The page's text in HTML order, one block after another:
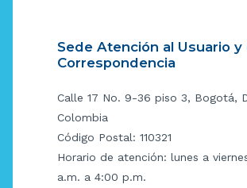
Sede Atención al Usuario y
Correspondencia
Calle 17 No. 9-36 piso 3, Bogotá,
Colombia
Código Postal: 110321
Horario de atención: lunes a
a.m. a 4:00 p.m.